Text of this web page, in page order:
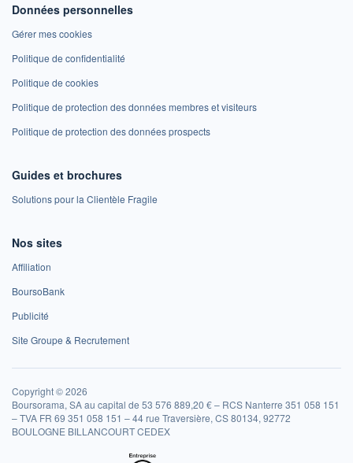
Données personnelles
Gérer mes cookies
Politique de confidentialité
Politique de cookies
Politique de protection des données membres et visiteurs
Politique de protection des données prospects
Guides et brochures
Solutions pour la Clientèle Fragile
Nos sites
Affiliation
BoursoBank
Publicité
Site Groupe & Recrutement
Copyright © 2026
Boursorama, SA au capital de 53 576 889,20 € – RCS Nanterre 351 058 151
– TVA FR 69 351 058 151 – 44 rue Traversière, CS 80134, 92772
BOULOGNE BILLANCOURT CEDEX